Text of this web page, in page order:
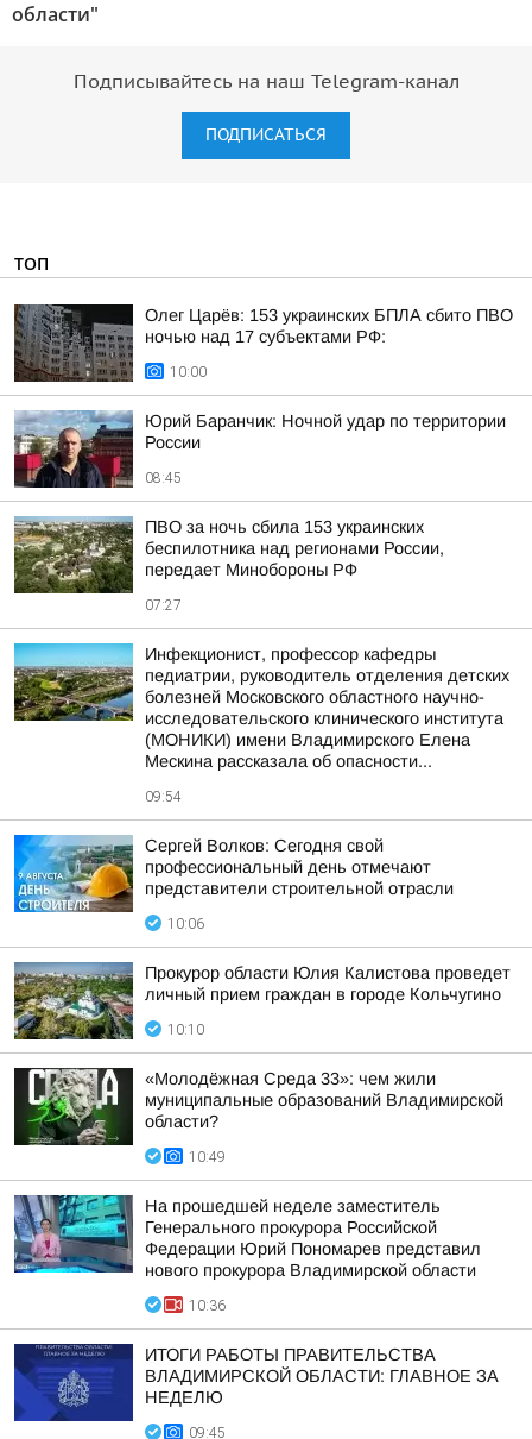
области"
Подписывайтесь на наш Telegram-канал
ПОДПИСАТЬСЯ
ТОП
Олег Царёв: 153 украинских БПЛА сбито ПВО
ночью над 17 субъектами РФ:
10:00
Юрий Баранчик: Ночной удар по территории
России
08:45
ПВО за ночь сбила 153 украинских
беспилотника над регионами России,
передает Минобороны РФ
07:27
Инфекционист, профессор кафедры
педиатрии, руководитель отделения детских
болезней Московского областного научно-
исследовательского клинического института
(МОНИКИ) имени Владимирского Елена
Мескина рассказала об опасности...
09:54
Сергей Волков: Сегодня свой
профессиональный день отмечают
представители строительной отрасли
10:06
Прокурор области Юлия Калистова проведет
личный прием граждан в городе Кольчугино
10:10
«Молодёжная Среда 33»: чем жили
муниципальные образований Владимирской
области?
10:49
На прошедшей неделе заместитель
Генерального прокурора Российской
Федерации Юрий Пономарев представил
нового прокурора Владимирской области
10:36
ИТОГИ РАБОТЫ ПРАВИТЕЛЬСТВА
ВЛАДИМИРСКОЙ ОБЛАСТИ: ГЛАВНОЕ ЗА
НЕДЕЛЮ
09:45